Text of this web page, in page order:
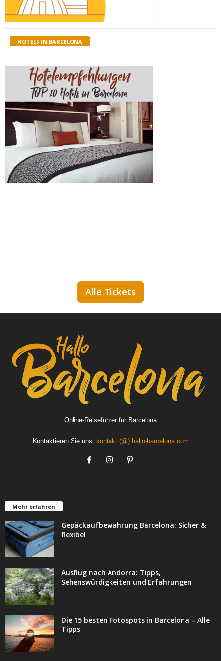
HOTELS IN BARCELONA
Alle Tickets
Online-Reiseführer für Barcelona
Kontaktieren Sie uns: kontakt (@) hallo-barcelona.com
Mehr erfahren
Gepäckaufbewahrung Barcelona: Sicher &
flexibel
Ausflug nach Andorra: Tipps,
Sehenswürdigkeiten und Erfahrungen
Die 15 besten Fotospots in Barcelona – Alle
Tipps